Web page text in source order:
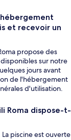
et recevoir un
propose des
sur notre
jours avant
de l'hébergement
d'utilisation.
Roma dispose-t-
La piscine est ouverte